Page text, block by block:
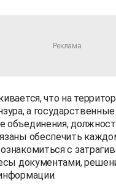
что на
а
объединения,
обеспечить
с
документами,